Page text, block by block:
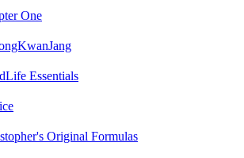
One
Essentials
Original Formulas